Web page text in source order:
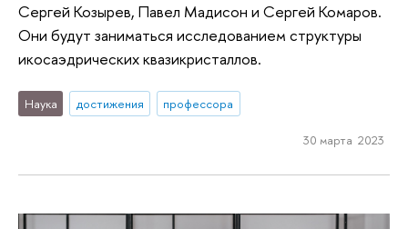
Сергей Козырев, Павел Мадисон и Сергей Комаров.
Они будут заниматься исследованием структуры
икосаэдрических квазикристаллов.
Наука достижения профессора
30 марта 2023